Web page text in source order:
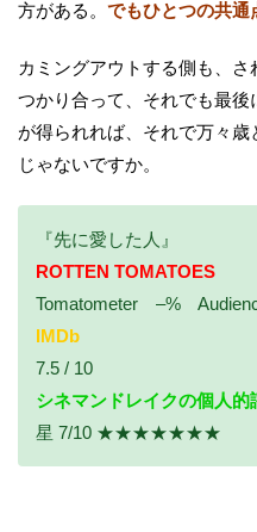
方がある。 でもひとつの共通
カミングアウトする側も、
つかり合って、それでも最
が得られれば、それで万々
じゃないですか。
『先に愛した人』
ROTTEN TOMATOES
Tomatometer –%
IMDb
7.5 / 10
シネマンドレイクの個人的
星 7/10 ★★★★★★★